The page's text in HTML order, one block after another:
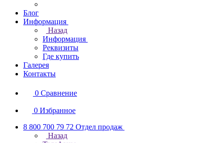
Блог
Информация
Назад
Информация
Реквизиты
Где купить
Галерея
Контакты
0 Сравнение
0 Избранное
8 800 700 79 72 Отдел продаж
Назад